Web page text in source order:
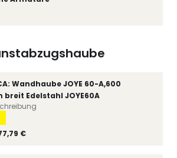
Wandhaube JOYE 60-A,600
breit Edelstahl JOYE60A
€